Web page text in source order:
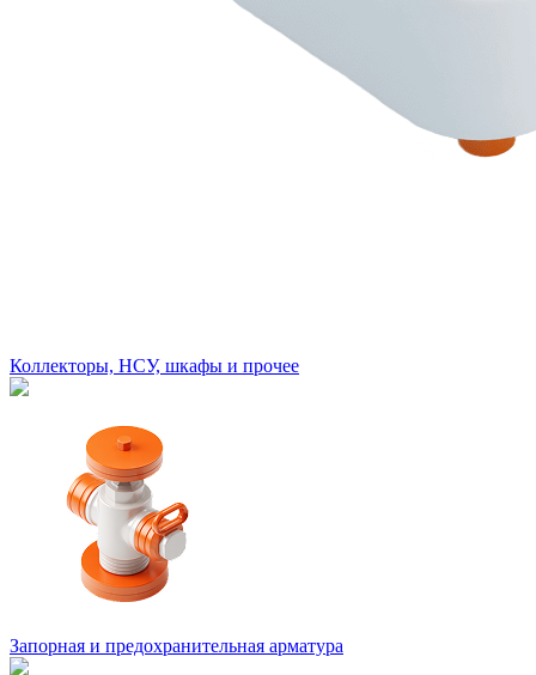
Коллекторы, НСУ, шкафы и прочее
Запорная и предохранительная арматура